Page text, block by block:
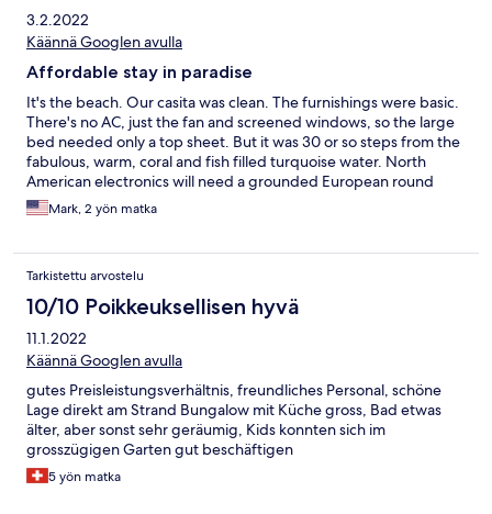
3.2.2022
Käännä Googlen avulla
Affordable stay in paradise
It's the beach. Our casita was clean. The furnishings were basic.
There's no AC, just the fan and screened windows, so the large
bed needed only a top sheet. But it was 30 or so steps from the
fabulous, warm, coral and fish filled turquoise water. North
American electronics will need a grounded European round
adapter (i.e. two male prongs and one female slot on the power
side). The hotel has a beach-side restaurant for breakfast and
friendly and helpful. Expect a $40 to $50 cab fare for the 30 km
ride from the ferry.
Mark, 2 yön matka
Tarkistettu arvostelu
10/10 Poikkeuksellisen hyvä
11.1.2022
Käännä Googlen avulla
gutes Preisleistungsverhältnis, freundliches Personal, schöne
Lage direkt am Strand Bungalow mit Küche gross, Bad etwas
älter, aber sonst sehr geräumig, Kids konnten sich im
grosszügigen Garten gut beschäftigen
5 yön matka